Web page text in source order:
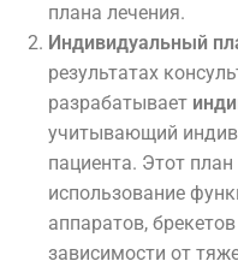
плана лечения.
Индивидуальный
результатах
разрабатывает
учитывающий
пациента. Этот
использование
аппаратов,
зависимости от